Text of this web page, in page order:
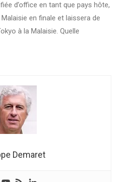
d’office en tant que pays hôte,
en finale et laissera de
à la Malaisie. Quelle
Demaret